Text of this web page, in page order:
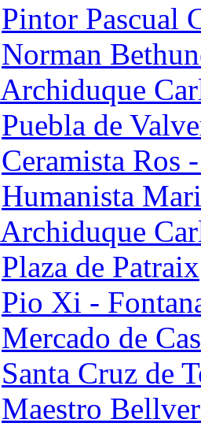
Pintor Pascual
Norman
Archiduque
Puebla de
Ceramista Ros
Humanista
Archiduque
Plaza de Patraix
Pio Xi -
Mercado de
Santa Cruz de
Maestro